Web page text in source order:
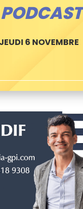
6 NOVEMBRE